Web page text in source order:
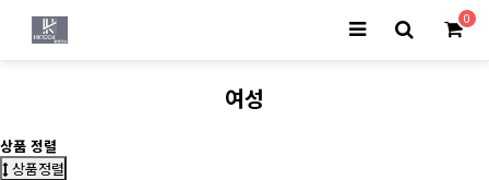
0
여성
상품 정렬
상품정렬